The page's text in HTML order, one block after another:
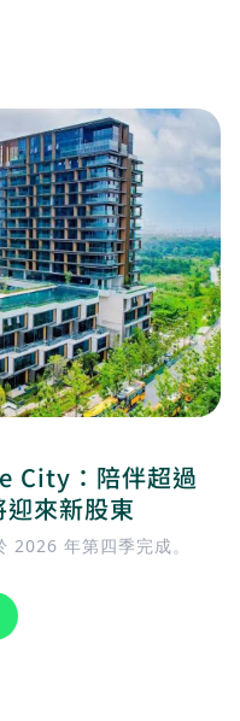
City：陪伴超過
來新股東
2026 年第四季完成。